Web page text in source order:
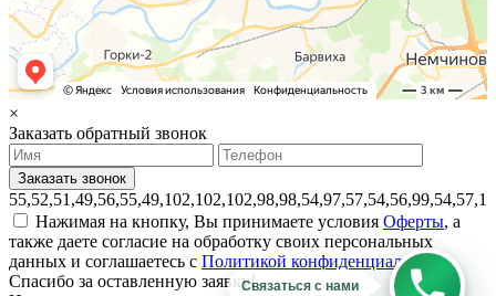
×
Заказать обратный звонок
Нажимая на кнопку, Вы принимаете условия Оферты, а
также даете согласие на обработку своих персональных
данных и соглашаетесь с Политикой конфиденциальности.
Спасибо за оставленную заявку!Связаться с нами